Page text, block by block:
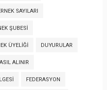
SAYILARI
ŞUBESI
ÜYELIĞI DUYURULAR
ALINIR
FEDERASYON